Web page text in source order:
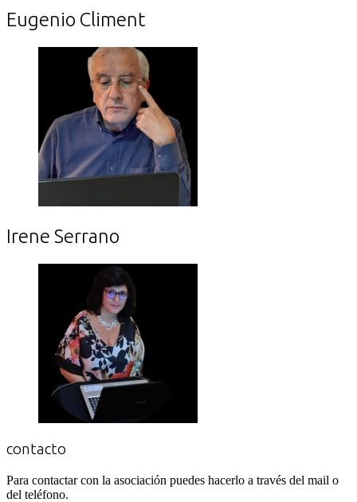
Eugenio Climent
Irene Serrano
contacto
Para contactar con la asociación puedes hacerlo a través del mail o
del teléfono.